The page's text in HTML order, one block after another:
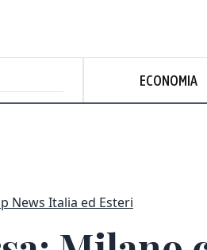
ECONOMIA
News Italia ed Esteri